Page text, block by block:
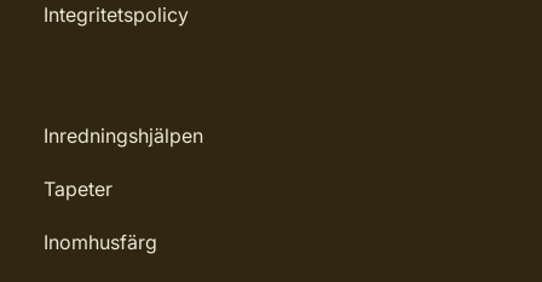
Integritetspolicy
Inredningshjälpen
Tapeter
Inomhusfärg